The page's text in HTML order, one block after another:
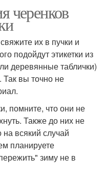
черенков
их в пучки и
подойдут этикетки из
деревянные таблички)
Так вы точно не
помните, что они не
Также до них не
всякий случай
планируете
зиму не в